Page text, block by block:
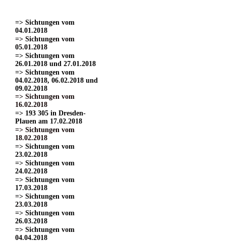
=> Sichtungen vom
04.01.2018
=> Sichtungen vom
05.01.2018
=> Sichtungen vom
26.01.2018 und 27.01.2018
=> Sichtungen vom
04.02.2018, 06.02.2018 und
09.02.2018
=> Sichtungen vom
16.02.2018
=> 193 305 in Dresden-
Plauen am 17.02.2018
=> Sichtungen vom
18.02.2018
=> Sichtungen vom
23.02.2018
=> Sichtungen vom
24.02.2018
=> Sichtungen vom
17.03.2018
=> Sichtungen vom
23.03.2018
=> Sichtungen vom
26.03.2018
=> Sichtungen vom
04.04.2018